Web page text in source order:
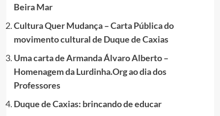
Beira Mar
Cultura Quer Mudança – Carta Pública do
movimento cultural de Duque de Caxias
Uma carta de Armanda Álvaro Alberto –
Homenagem da Lurdinha.Org ao dia dos
Professores
Duque de Caxias: brincando de educar